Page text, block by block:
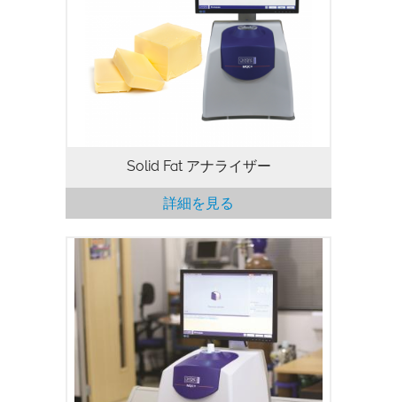
temperature) is an important property of
edible oils and fats used in the food
industry. It is especially important in the
bakery, confectionery…
Solid Fat アナライザー
詳細を見る
MQC +卓上型NMRアナライザーは、さま
ざまな試料中の油、水、フッ素、固形脂肪
を測定することができ、一般的には、品質
保証と品質管理に使用されています。
MQC +を使用すると数秒から数分で分析で
きるため、大量の試料を迅速かつ効率的に
処理することができます。NMR信号は表
面だけでなく試料のすべての部分から生成
されるため、たとえ試料が不透明であって